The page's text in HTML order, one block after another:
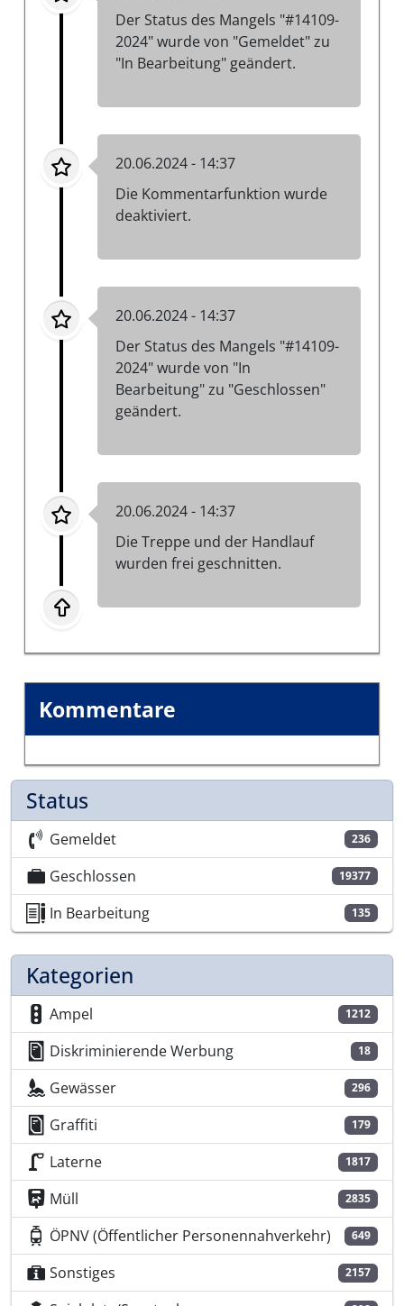
Der Status des Mangels "#14109-
2024" wurde von "Gemeldet" zu
"In Bearbeitung" geändert.
20.06.2024 - 14:37
Die Kommentarfunktion wurde
deaktiviert.
20.06.2024 - 14:37
Der Status des Mangels "#14109-
2024" wurde von "In
Bearbeitung" zu "Geschlossen"
geändert.
20.06.2024 - 14:37
Die Treppe und der Handlauf
wurden frei geschnitten.
Kommentare
Status
Gemeldet 236
Geschlossen 19377
In Bearbeitung 135
Kategorien
Ampel 1212
Diskriminierende Werbung 18
Gewässer 296
Graffiti 179
Laterne 1817
Müll 2835
ÖPNV (Öffentlicher Personennahverkehr) 649
Sonstiges 2157